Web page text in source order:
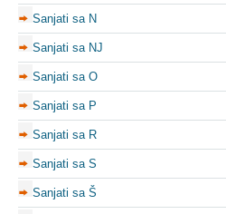
Sanjati sa N
Sanjati sa NJ
Sanjati sa O
Sanjati sa P
Sanjati sa R
Sanjati sa S
Sanjati sa Š